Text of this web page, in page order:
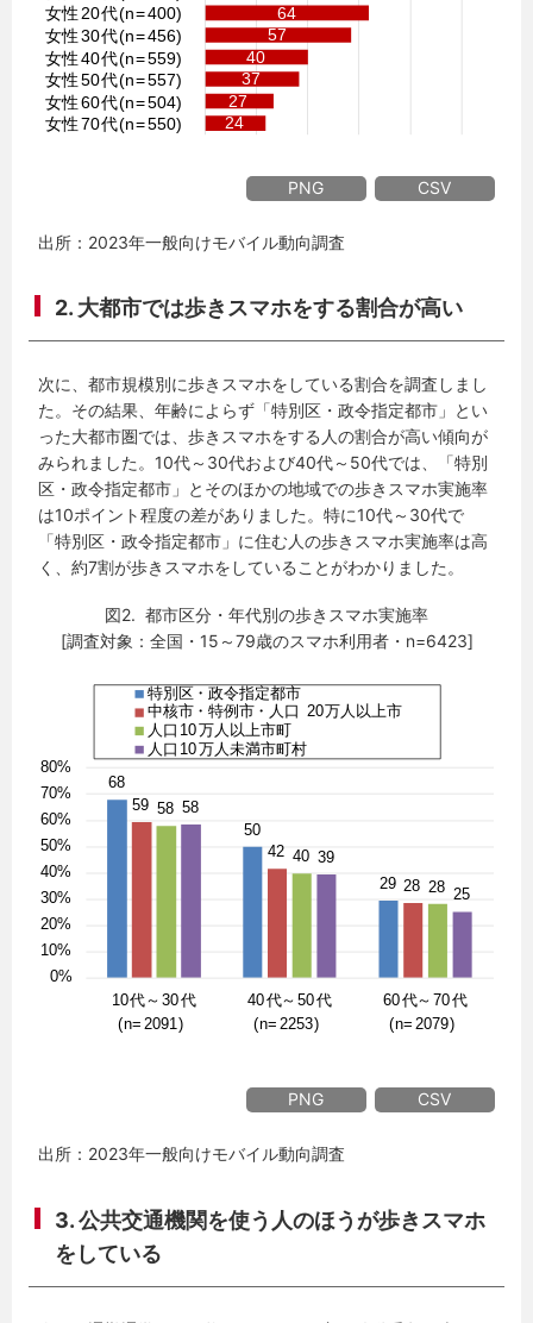
PNG CSV
出所：2023年一般向けモバイル動向調査
2. 大都市では歩きスマホをする割合が高い
次に、都市規模別に歩きスマホをしている割合を調査しまし
た。その結果、年齢によらず「特別区・政令指定都市」とい
った大都市圏では、歩きスマホをする人の割合が高い傾向が
みられました。10代～30代および40代～50代では、「特別
区・政令指定都市」とそのほかの地域での歩きスマホ実施率
は10ポイント程度の差がありました。特に10代～30代で
「特別区・政令指定都市」に住む人の歩きスマホ実施率は高
く、約7割が歩きスマホをしていることがわかりました。
図2. 都市区分・年代別の歩きスマホ実施率
[調査対象：全国・15～79歳のスマホ利用者・n=6423]
PNG CSV
出所：2023年一般向けモバイル動向調査
3. 公共交通機関を使う人のほうが歩きスマホ
をしている